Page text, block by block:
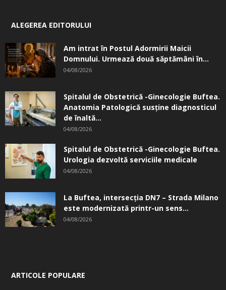
ALEGEREA EDITORULUI
Am intrat în Postul Adormirii Maicii
Domnului. Urmează două săptămâni în...
04/08/2026
Spitalul de Obstetrică -Ginecologie Buftea.
Anatomia Patologică susţine diagnosticul
de înaltă...
04/08/2026
Spitalul de Obstetrică -Ginecologie Buftea.
Urologia dezvoltă serviciile medicale
04/08/2026
La Buftea, intersecţia DN7 – Strada Milano
este modernizată printr-un sens...
04/08/2026
ARTICOLE POPULARE